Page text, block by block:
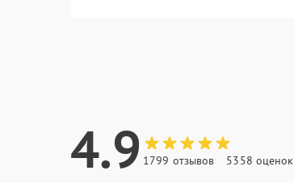
4.9 1799 отзывов 5358 оценок